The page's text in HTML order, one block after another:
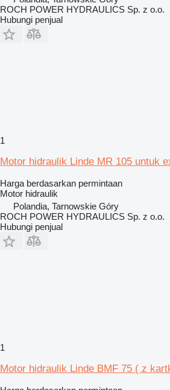
ROCH POWER HYDRAULICS Sp. z o.o.
Hubungi penjual
1
Motor hidraulik Linde MR 105 untuk
Harga berdasarkan permintaan
Motor hidraulik
Polandia, Tarnowskie Góry
ROCH POWER HYDRAULICS Sp. z o.o.
Hubungi penjual
1
Motor hidraulik Linde BMF 75 ( z